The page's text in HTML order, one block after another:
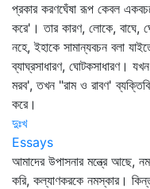
প্রকার করণঘেঁষা রূপ কেবল
করে'। তার কারণ, লোকে, বাঘে,
নহে, ইহাকে সামান্যবচন বলা
ব্যাঘ্রসাধারণ, ঘোটকসাধারণ।
মরব', তখন "রাম ও রাবণ'
করে।
দুঃখ
Essays
আমাদের উপাসনার মন্ত্রে আছে,
করি, কল্যাণকরকে নমস্কার।